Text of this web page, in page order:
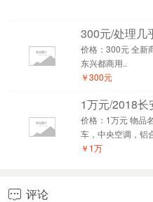
300元/处理几
价格：300元 全新
东兴都商用..
￥300元
1万元/2018长
价格：1万元 物品
车，中央空调，铝
￥1万
 评论